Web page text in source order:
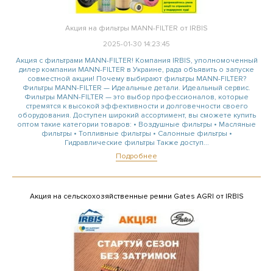
Акция на фильтры MANN-FILTER от IRBIS
2025-01-30 14:23:45
Акция с фильтрами MANN-FILTER! Компания IRBIS, уполномоченный
дилер компании MANN-FILTER в Украине, рада объявить о запуске
совместной акции! Почему выбирают фильтры MANN-FILTER?
Фильтры MANN-FILTER — Идеальные детали. Идеальный сервис.
Фильтры MANN-FILTER — это выбор профессионалов, которые
стремятся к высокой эффективности и долговечности своего
оборудования. Доступен широкий ассортимент, вы сможете купить
оптом такие категории товаров: • Воздушные фильтры • Масляные
фильтры • Топливные фильтры • Салонные фильтры •
Гидравлические фильтры Также доступ...
Подробнее
Акция на сельскохозяйственные ремни Gates AGRI от IRBIS